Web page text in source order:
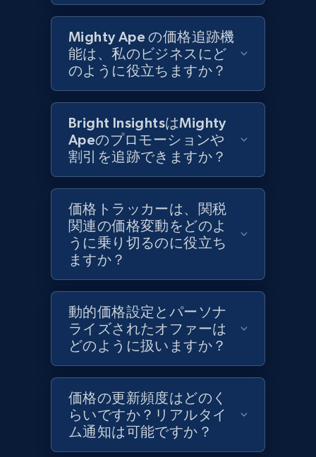
Target - Gather data on products using
specified keywords
URL, Product id, Title, Product description,
Rating, Reviews count, Initial price, Discount,
and more.
1.3K+ 176+ 今すぐ始める
URL, Product id, Title, Product description,
Rating, Reviews count, Initial price, Discount,
and more.
1.3K+ 176+ 今すぐ始める
Target - Discover products by specified
UPC
URL, Product id, Title, Product description,
Rating, Reviews count, Initial price, Discount,
and more.
Mighty Ape の価格追跡機
能は、私のビジネスにど
のように役立ちますか？
Bright InsightsはMighty
Apeのプロモーションや
割引を追跡できますか？
価格トラッカーは、関税
関連の価格変動をどのよ
うに乗り切るのに役立ち
ますか？
動的価格設定とパーソナ
ライズされたオファーは
どのように扱いますか？
価格の更新頻度はどのく
らいですか？リアルタイ
ム通知は可能ですか？